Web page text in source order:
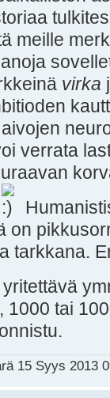
meille
virka
verrata
on
tarkkana.
tai
15 Syys 2013